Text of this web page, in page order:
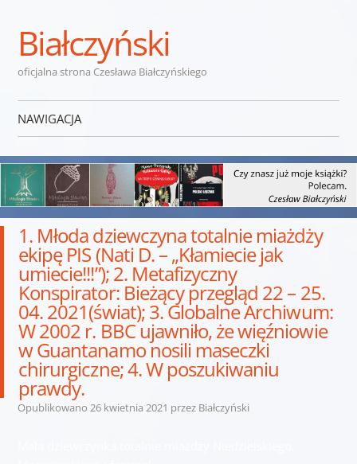
Białczyński
oficjalna strona Czesława Białczyńskiego
NAWIGACJA
1. Młoda dziewczyna totalnie miażdży
ekipę PIS (Nati D. – „Kłamiecie jak
umiecie!!!”); 2. Metafizyczny
Konspirator: Bieżący przegląd 22 – 25.
04. 2021(świat); 3. Globalne Archiwum:
W 2002 r. BBC ujawniło, że więźniowie
w Guantanamo nosili maseczki
chirurgiczne; 4. W poszukiwaniu
prawdy.
Opublikowano 26 kwietnia 2021 przez Białczyński